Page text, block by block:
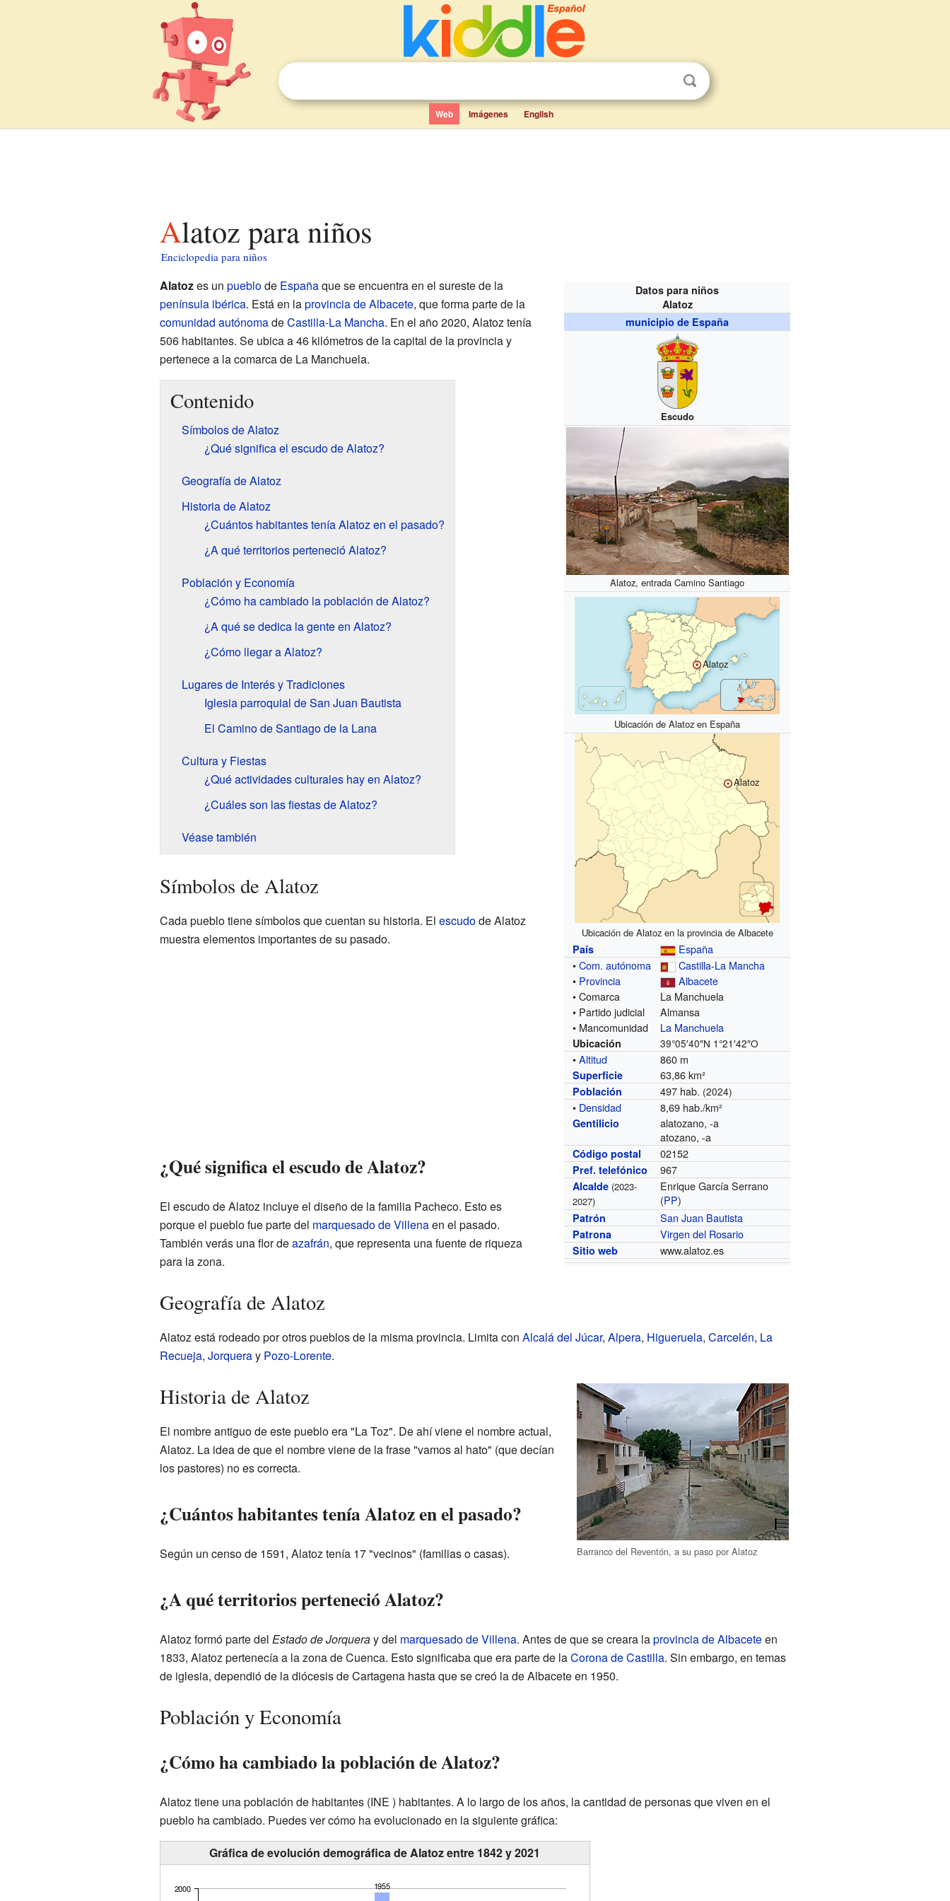
Web Imágenes English
Alatoz para niños
Enciclopedia para niños
Datos para niños
Alatoz
municipio de España
Escudo
Alatoz, entrada Camino Santiago
Alatoz
Ubicación de Alatoz en España
Alatoz
Ubicación de Alatoz en la provincia de Albacete
País
España
•Com. autónoma
Castilla-La Mancha
• Provincia
Albacete
• Comarca
La Manchuela
• Partido judicial
Almansa
• Mancomunidad
La Manchuela
Ubicación 39°05′40″N 1°21′42″O
•Altitud 860 m
Superficie 63,86 km²
Población 497 hab. (2024)
• Densidad 8,69 hab./km²
Gentilicio
alatozano, -a
atozano, -a
Código postal 02152
Pref. telefónico 967
Alcalde (2023-
2027)
Enrique García Serrano
(PP)
Patrón San Juan Bautista
Patrona Virgen del Rosario
Sitio web www.alatoz.es
Alatozes un pueblode Españaque se encuentra en el sureste de la
península ibérica. Está en laprovincia de Albacete, que forma parte de la
comunidad autónomadeCastilla-La Mancha. En el año 2020, Alatoz tenía
506 habitantes. Se ubica a 46 kilómetros de la capital de la provincia y
pertenece a la comarca de La Manchuela.
Contenido
Símbolos de Alatoz
¿Qué significa el escudo de Alatoz?
Geografía de Alatoz
Historia de Alatoz
¿Cuántos habitantes tenía Alatoz en el pasado?
¿A qué territorios perteneció Alatoz?
Población y Economía
¿Cómo ha cambiado la población de Alatoz?
¿A qué se dedica la gente en Alatoz?
¿Cómo llegar a Alatoz?
Lugares de Interés y Tradiciones
Iglesia parroquial de San Juan Bautista
El Camino de Santiago de la Lana
Cultura y Fiestas
¿Qué actividades culturales hay en Alatoz?
¿Cuáles son las fiestas de Alatoz?
Véase también
Símbolos de Alatoz
Cada pueblo tiene símbolos que cuentan su historia. El escudode Alatoz
muestra elementos importantes de su pasado.
¿Qué significa el escudo de Alatoz?
El escudo de Alatoz incluye el diseño de la familia Pacheco. Esto es
porque el pueblo fue parte del marquesado de Villenaen el pasado.
También verás una flor deazafrán, que representa una fuente de riqueza
para la zona.
Geografía de Alatoz
Alatoz está rodeado por otros pueblos de la misma provincia. Limita con Alcalá del Júcar, Alpera, Higueruela, Carcelén, La
Recueja, Jorqueray Pozo-Lorente.
Barranco del Reventón, a su paso por Alatoz
Historia de Alatoz
El nombre antiguo de este pueblo era "La Toz". De ahí viene el nombre actual,
Alatoz. La idea de que el nombre viene de la frase "vamos al hato" (que decían
los pastores) no es correcta.
¿Cuántos habitantes tenía Alatoz en el pasado?
Según un censo de 1591, Alatoz tenía 17 "vecinos" (familias o casas).
¿A qué territorios perteneció Alatoz?
Alatoz formó parte del Estado de Jorqueray del marquesado de Villena. Antes de que se creara laprovincia de Albaceteen
1833, Alatoz pertenecía a la zona de Cuenca. Esto significaba que era parte de laCorona de Castilla. Sin embargo, en temas
de iglesia, dependió de la diócesis de Cartagena hasta que se creó la de Albacete en 1950.
Población y Economía
¿Cómo ha cambiado la población de Alatoz?
Alatoz tiene una población de habitantes(INE ) habitantes. A lo largo de los años, la cantidad de personas que viven en el
pueblo ha cambiado. Puedes ver cómo ha evolucionado en la siguiente gráfica:
Gráfica de evolución demográfica de Alatoz entre 1842 y 2021